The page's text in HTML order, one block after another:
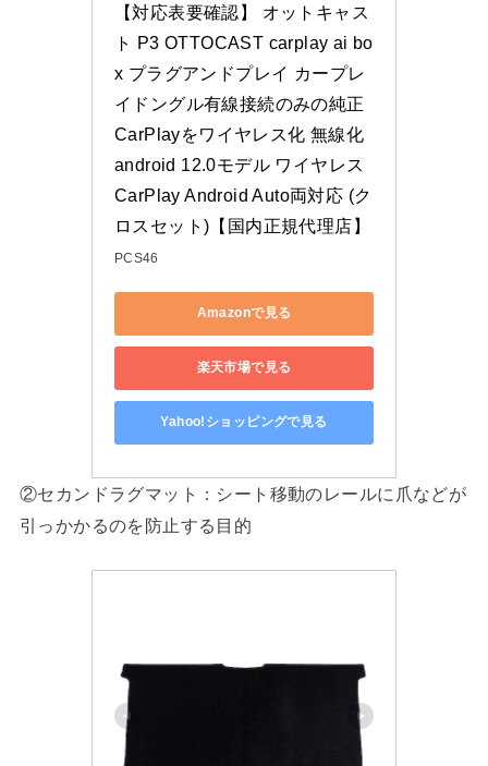
【対応表要確認】 オットキャス
ト P3 OTTOCAST carplay ai bo
x プラグアンドプレイ カープレ
イドングル有線接続のみの純正
CarPlayをワイヤレス化 無線化
android 12.0モデル ワイヤレス
CarPlay Android Auto両対応 (ク
ロスセット)【国内正規代理店】
PCS46
Amazonで見る
楽天市場で見る
Yahoo!ショッピングで見る
②セカンドラグマット：シート移動のレールに爪などが
引っかかるのを防止する目的